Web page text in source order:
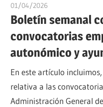
01/04/2026
Boletín semanal
convocatorias
autonómico y
En este artículo
relativa a las
Administración General